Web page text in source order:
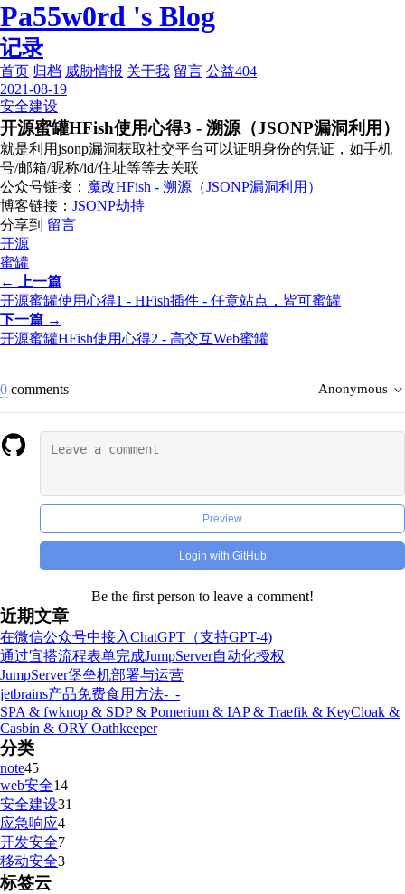
Pa55w0rd 's Blog
记录
首页 归档 威胁情报 关于我 留言 公益404
2021-08-19
安全建设
开源蜜罐HFish使用心得3 - 溯源（JSONP漏洞利用）
就是利用jsonp漏洞获取社交平台可以证明身份的凭证，如手机
号/邮箱/昵称/id/住址等等去关联
公众号链接： 魔改HFish - 溯源（JSONP漏洞利用）
博客链接： JSONP劫持
分享到 留言
开源
蜜罐
← 上一篇
开源蜜罐使用心得1 - HFish插件 - 任意站点，皆可蜜罐
下一篇 →
开源蜜罐HFish使用心得2 - 高交互Web蜜罐
0 comments Anonymous
Preview
Login with GitHub
Be the first person to leave a comment!
近期文章
在微信公众号中接入ChatGPT（支持GPT-4)
通过宜搭流程表单完成JumpServer自动化授权
JumpServer堡垒机部署与运营
jetbrains产品免费食用方法-_-
SPA & fwknop & SDP & Pomerium & IAP & Traefik & KeyCloak &
Casbin & ORY Oathkeeper
分类
note45
web安全14
安全建设31
应急响应4
开发安全7
移动安全3
标签云